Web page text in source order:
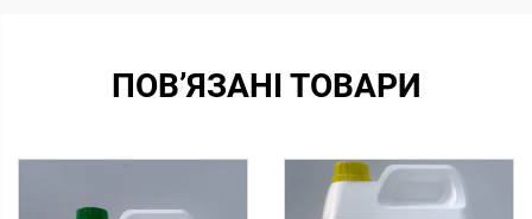
ПОВ’ЯЗАНІ ТОВАРИ